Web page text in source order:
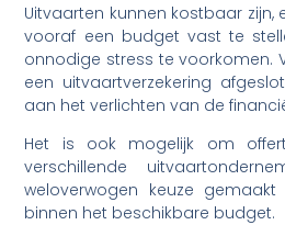
Uitvaarten kunnen kostbaar
vooraf een budget vast te
onnodige stress te voorkomen.
een uitvaartverzekering
aan het verlichten van de
Het is ook mogelijk om
verschillende
weloverwogen keuze
binnen het beschikbare budget.